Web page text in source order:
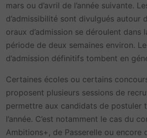
mars ou d’avril de l’année suivante.
d’admissibilité sont divulgués autour
oraux d’admission se déroulent dans
période de deux semaines environ.
d’admission définitifs tombent en
Certaines écoles ou certains
proposent plusieurs sessions de
permettre aux candidats de postuler
l’année. C’est notamment le cas du
Ambitions+, de Passerelle ou encore